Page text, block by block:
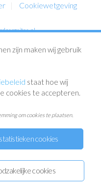
Cookiewetgeving
cookies
cookies
zijn maken wij gebruik
staat hoe wij
cookies te accepteren.
om cookies te plaatsen.